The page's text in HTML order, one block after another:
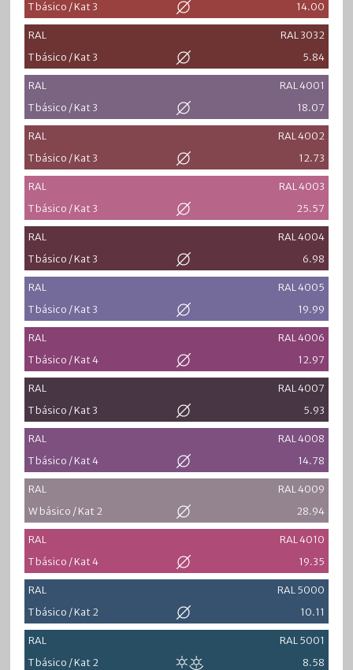
T básico / Kat 3
14.00
RAL
RAL 3032
T básico / Kat 3
5.84
RAL
RAL 4001
T básico / Kat 3
18.07
RAL
RAL 4002
T básico / Kat 3
12.73
RAL
RAL 4003
T básico / Kat 3
25.57
RAL
RAL 4004
T básico / Kat 3
6.98
RAL
RAL 4005
T básico / Kat 3
19.99
RAL
RAL 4006
T básico / Kat 4
12.97
RAL
RAL 4007
T básico / Kat 3
5.93
RAL
RAL 4008
T básico / Kat 4
14.78
RAL
RAL 4009
W básico / Kat 2
28.94
RAL
RAL 4010
T básico / Kat 4
19.35
RAL
RAL 5000
T básico / Kat 2
10.11
RAL
RAL 5001
T básico / Kat 2
8.58